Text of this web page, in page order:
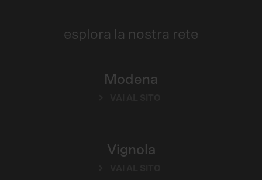
esplora la nostra rete
Modena
Vignola